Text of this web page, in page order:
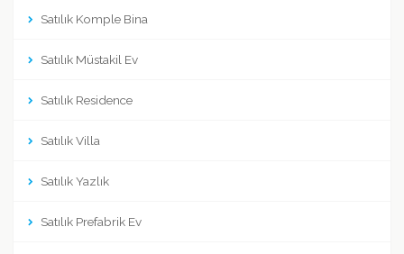
Satılık Komple Bina
Satılık Müstakil Ev
Satılık Residence
Satılık Villa
Satılık Yazlık
Satılık Prefabrik Ev